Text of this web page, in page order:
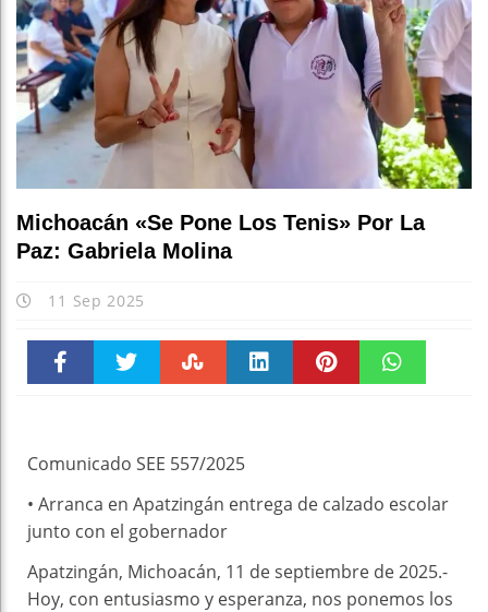
Michoacán «se Pone Los Tenis» Por La
Paz: Gabriela Molina
11 Sep 2025
Comunicado SEE 557/2025
• Arranca en Apatzingán entrega de calzado escolar
junto con el gobernador
Apatzingán, Michoacán, 11 de septiembre de 2025.-
Hoy, con entusiasmo y esperanza, nos ponemos los